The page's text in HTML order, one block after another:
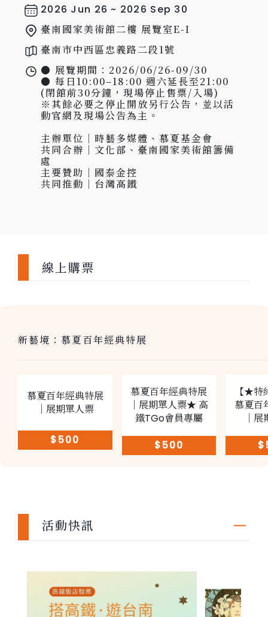
2026 Jun 26 ~ 2026 Sep 30
臺南國家美術館二樓 展覽室E-I
臺南市中西區忠義路二段1號
● 展覽期間：2026/06/26-09/30
● 每日10:00–18:00 週六延長至21:00
(閉館前30分鐘，現場停止售票/入場)
※其餘必要之停止開放另行公告，並以活
動官網及現場公告為主。
主辦單位｜時藝多媒體、慕夏基金會
共同合辦｜文化部、臺南國家美術館籌備
處
主要贊助｜國泰金控
共同推動｜台灣高鐵
線上購票
新藝境：慕夏百年經典特展
慕夏百年經典特展
｜展期單人票
$500
慕夏百年經典特展
｜展期單人票★ 高
鐵TGo會員專屬
$500
【★特
慕夏百
｜
活動快訊